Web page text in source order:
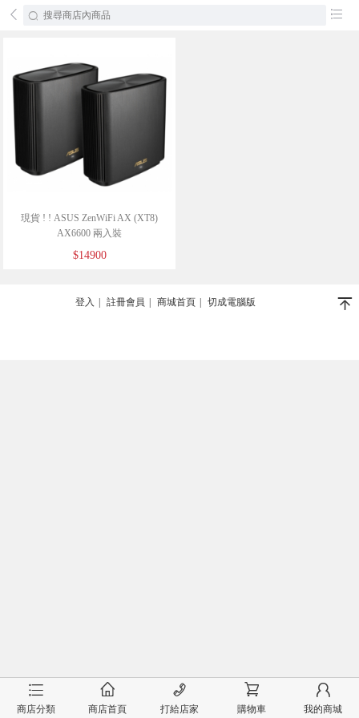
󰄕 󰂦
現貨 ! ! ASUS ZenWiFi AX (XT8)
AX6600 兩入裝
$14900
登入 註冊會員 商城首頁 切成電腦版 󰄬
󰂦
商店分類
󰂠
商店首頁
󰄫
打給店家
󰂟
購物車
󰂢
我的商城